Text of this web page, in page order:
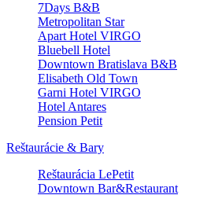
7Days B&B
Metropolitan Star
Apart Hotel VIRGO
Bluebell Hotel
Downtown Bratislava B&B
Elisabeth Old Town
Garni Hotel VIRGO
Hotel Antares
Pension Petit
Reštaurácie & Bary
Reštaurácia LePetit
Downtown Bar&Restaurant